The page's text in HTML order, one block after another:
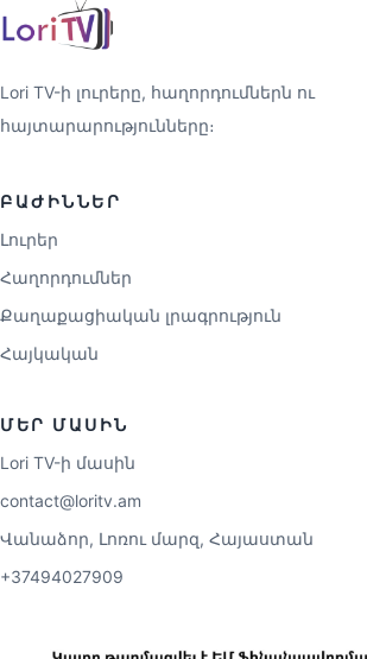
Lori TV-ի լուրերը, հաղորդումներն ու
հայտարարությունները։
ԲԱԺԻՆՆԵՐ
Լուրեր
Հաղորդումներ
Քաղաքացիական լրագրություն
Հայկական
ՄԵՐ ՄԱՍԻՆ
Lori TV-ի մասին
contact@loritv.am
Վանաձոր, Լոռու մարզ, Հայաստան
+37494027909